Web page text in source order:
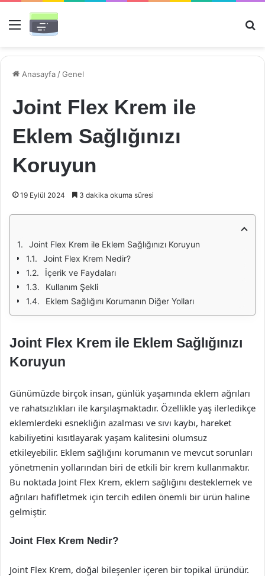
Menü
Anasayfa /Genel
Joint Flex Krem ile
Eklem Sağlığınızı
Koruyun
19 Eylül 2024 3 dakika okuma süresi
Joint Flex Krem ile Eklem Sağlığınızı Koruyun
Joint Flex Krem Nedir?
İçerik ve Faydaları
Kullanım Şekli
Eklem Sağlığını Korumanın Diğer Yolları
Joint Flex Krem ile Eklem Sağlığınızı
Koruyun
Günümüzde birçok insan, günlük yaşamında eklem ağrıları
ve rahatsızlıkları ile karşılaşmaktadır. Özellikle yaş ilerledikçe
eklemlerdeki esnekliğin azalması ve sıvı kaybı, hareket
kabiliyetini kısıtlayarak yaşam kalitesini olumsuz
etkileyebilir. Eklem sağlığını korumanın ve mevcut sorunları
yönetmenin yollarından biri de etkili bir krem kullanmaktır.
Bu noktada Joint Flex Krem, eklem sağlığını desteklemek ve
ağrıları hafifletmek için tercih edilen önemli bir ürün haline
gelmiştir.
Joint Flex Krem Nedir?
Joint Flex Krem, doğal bileşenler içeren bir topikal üründür.